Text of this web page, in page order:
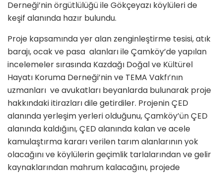
Derneği’nin örgütlülüğü ile Gökçeyazı köylüleri de
keşif alanında hazır bulundu.
Proje kapsamında yer alan zenginleştirme tesisi, atık
barajı, ocak ve pasa alanları ile Çamköy’de yapılan
incelemeler sırasında Kazdağı Doğal ve Kültürel
Hayatı Koruma Derneği’nin ve TEMA Vakfı’nın
uzmanları ve avukatları beyanlarda bulunarak proje
hakkındaki itirazları dile getirdiler. Projenin ÇED
alanında yerleşim yerleri olduğunu, Çamköy’ün ÇED
alanında kaldığını, ÇED alanında kalan ve acele
kamulaştırma kararı verilen tarım alanlarının yok
olacağını ve köylülerin geçimlik tarlalarından ve gelir
kaynaklarından mahrum kalacağını, projede